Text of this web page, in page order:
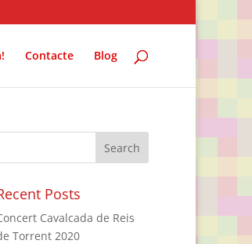
Contacte Blog
Posts
Cavalcada de Reis
Torrent 2020